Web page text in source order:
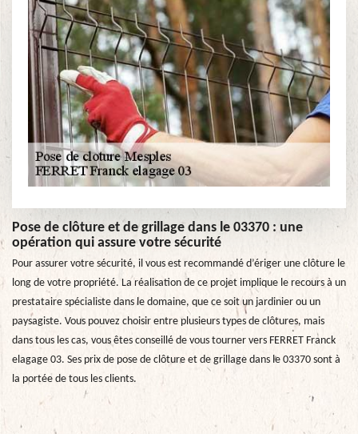
Pose de clôture et de grillage dans le 03370 : une
opération qui assure votre sécurité
Pour assurer votre sécurité, il vous est recommandé d’ériger une clôture le
long de votre propriété. La réalisation de ce projet implique le recours à un
prestataire spécialiste dans le domaine, que ce soit un jardinier ou un
paysagiste. Vous pouvez choisir entre plusieurs types de clôtures, mais
dans tous les cas, vous êtes conseillé de vous tourner vers FERRET Franck
elagage 03. Ses prix de pose de clôture et de grillage dans le 03370 sont à
la portée de tous les clients.